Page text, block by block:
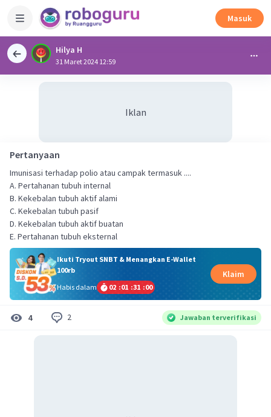
Masuk
Hilya H
31 Maret 2024 12:59
Iklan
Pertanyaan
Imunisasi terhadap polio atau campak termasuk ....
A. Pertahanan tubuh internal
B. Kekebalan tubuh aktif alami
C. Kekebalan tubuh pasif
D. Kekebalan tubuh aktif buatan
E. Pertahanan tubuh eksternal
Ikuti Tryout SNBT & Menangkan E-Wallet
100rb
Habis dalam
02 :01 :30 :59
Klaim
4 2 Jawaban terverifikasi